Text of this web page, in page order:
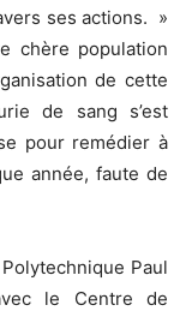
ses actions. »
chère population
de cette
de sang s’est
pour remédier à
année, faute de
Paul
le Centre de